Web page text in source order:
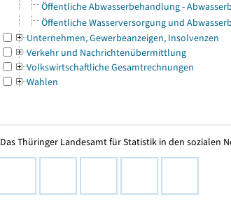
Öffentliche Abwasserbehandlung -
Öffentliche Wasserversorgung und
Unternehmen, Gewerbeanzeigen, Insolvenzen
Verkehr und Nachrichtenübermittlung
Volkswirtschaftliche Gesamtrechnungen
Wahlen
Das Thüringer Landesamt für Statistik in den sozialen